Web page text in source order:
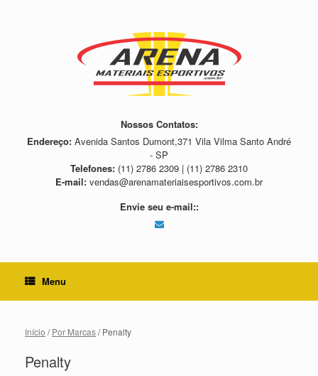
Nossos Contatos:
Endereço: Avenida Santos Dumont,371 Vila Vilma Santo André
- SP
Telefones: (11) 2786 2309 | (11) 2786 2310
E-mail: vendas@arenamateriaisesportivos.com.br
Envie seu e-mail::
Menu
Início /Por Marcas/ Penalty
Penalty